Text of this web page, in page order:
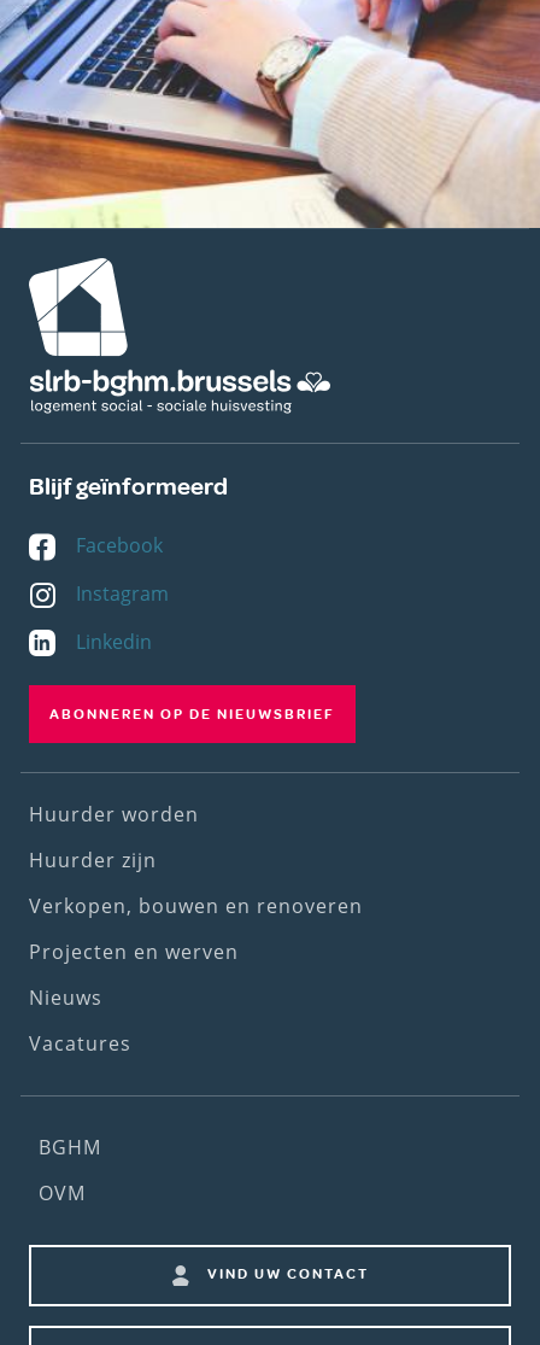
Afbeelding
Blijf geïnformeerd
Facebook
Instagram
Linkedin
ABONNEREN OP DE NIEUWSBRIEF
Footer
(1st
menu)
Huurder worden
Huurder zijn
Verkopen, bouwen en renoveren
Projecten en werven
Nieuws
Vacatures
Footer
(2nd
BGHM
OVM
shortcuts
VIND UW CONTACT